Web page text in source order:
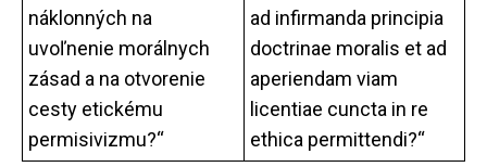
náklonných na
uvoľnenie morálnych
zásad a na otvorenie
cesty etickému
permisivizmu?“
ad infirmanda principia
doctrinae moralis et ad
aperiendam viam
licentiae cuncta in re
ethica permittendi?“